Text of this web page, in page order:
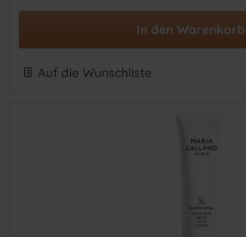
In den Warenkorb
Auf die Wunschliste